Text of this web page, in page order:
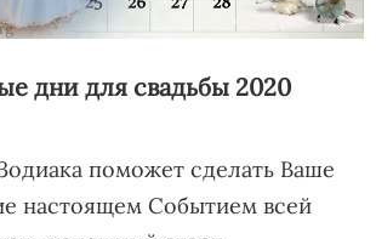
дни для свадьбы 2020
поможет сделать Ваше
настоящем Событием всей